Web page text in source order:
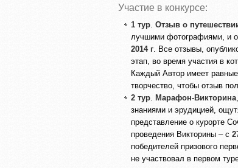
Участие в конкурсе:
1 тур. Отзыв о
лучшими фотографиями, и
2014 г. Все отзывы,
этап, во время участия в
Каждый Автор имеет
творчество, чтобы отзыв
2 тур. Марафон-Викторина
знаниями и эрудицией,
представление о курорте
проведения Викторины – с
победителей призового
не участвовал в первом